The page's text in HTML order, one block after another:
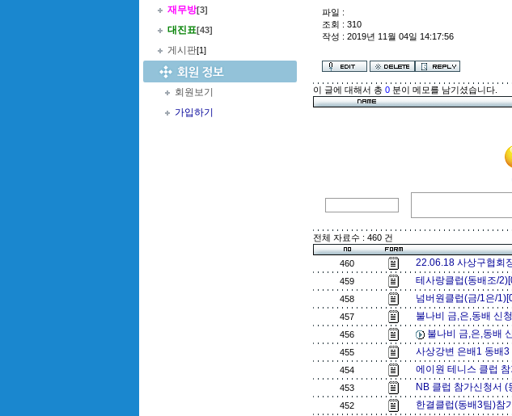
재무방[3]
대진표[43]
게시판[1]
회원보기
가입하기
파일 :
조회 : 310
작성 : 2019년 11월 04일 14:17:56
이 글에 대해서 총 0 분이 메모를 남기셨습니다.
전체 자료수 : 460 건
460 22.06.18 사상구협회
459
테사랑클럽(동배조/
458
넘버원클럽(금/1은/
457
불나비 금,은,동배 신
456
불나비 금,은,동배
455
사상강변 은배1 동배3
454
에이원 테니스 클럽
453
NB 클럽 참가신청서 (
452
한결클럽(동배3팀)참